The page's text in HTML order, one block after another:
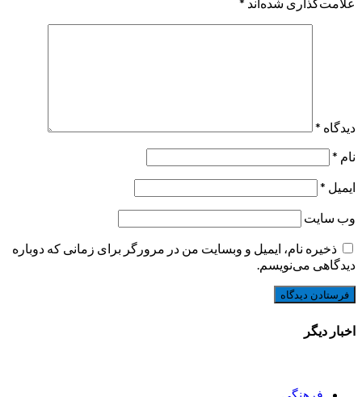
دیدگاه *
نام *
ایمیل *
وب‌ سایت
ذخیره نام، ایمیل و وبسایت من در مرورگر برای زمانی که دوباره
دیدگاهی می‌نویسم.
اخبار دیگر